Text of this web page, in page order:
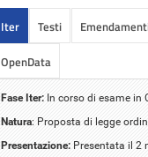
Iter Testi
OpenData
Fase Iter: In corso di esame in
Natura: Proposta di legge
Presentazione: Presentata il 2